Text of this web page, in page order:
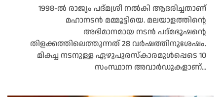
1998-ൽ രാജ്യം പദ്മശ്രീ നൽകി ആദരിച്ചതാണ്
മഹാനടൻ മമ്മൂട്ടിയെ. മലയാളത്തിന്റെ
അഭിമാനമായ നടൻ പദ്മഭൂഷന്റെ
തിളക്കത്തിലെത്തുന്നത് 28 വർഷത്തിനുശേഷം.
മികച്ച നടനുള്ള ഏഴുപുരസ്കാരമുൾപ്പെടെ 10
സംസ്ഥാന അവാർഡുകളാണ്...